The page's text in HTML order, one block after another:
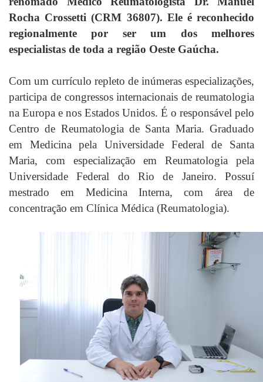
Rocha Crossetti (CRM 36807). Ele é reconhecido
regionalmente por ser um dos melhores
especialistas de toda a região Oeste Gaúcha.
Com um currículo repleto de inúmeras especializações,
participa de congressos internacionais de reumatologia
na Europa e nos Estados Unidos. É o responsável pelo
Centro de Reumatologia de Santa Maria. Graduado
em Medicina pela Universidade Federal de Santa
Maria, com especialização em Reumatologia pela
Universidade Federal do Rio de Janeiro. Possuí
mestrado em Medicina Interna, com área de
concentração em Clínica Médica (Reumatologia).